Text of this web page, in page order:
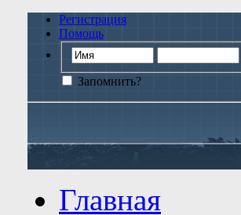
Регистрация
Помощь
Запомнить?
Главная